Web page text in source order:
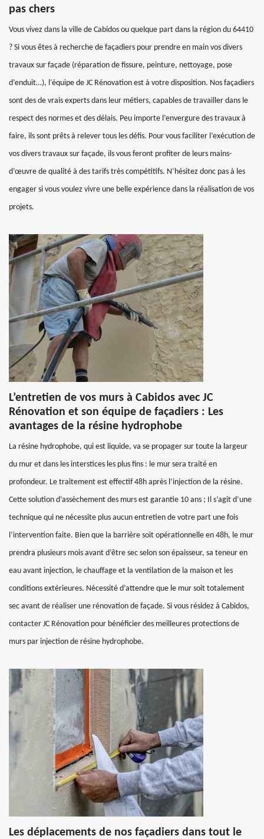
pas chers
Vous vivez dans la ville de Cabidos ou quelque part dans la région du 64410
? Si vous êtes à recherche de façadiers pour prendre en main vos divers
travaux sur façade (réparation de fissure, peinture, nettoyage, pose
d’enduit…), l’équipe de JC Rénovation est à votre disposition. Nos façadiers
sont des de vrais experts dans leur métiers, capables de travailler dans le
respect des normes et des délais. Peu importe l’envergure des travaux à
faire, ils sont prêts à relever tous les défis. Pour vous faciliter l’exécution de
vos divers travaux sur façade, ils vous feront profiter de leurs mains-
d’œuvre de qualité à des tarifs très compétitifs. N’hésitez donc pas à les
engager si vous voulez vivre une belle expérience dans la réalisation de vos
projets.
L’entretien de vos murs à Cabidos avec JC
Rénovation et son équipe de façadiers : Les
avantages de la résine hydrophobe
La résine hydrophobe, qui est liquide, va se propager sur toute la largeur
du mur et dans les interstices les plus fins : le mur sera traité en
profondeur. Le traitement est effectif 48h après l’injection de la résine.
Cette solution d’assèchement des murs est garantie 10 ans ; Il s’agit d’une
technique qui ne nécessite plus aucun entretien de votre part une fois
l’intervention faite. Bien que la barrière soit opérationnelle en 48h, le mur
prendra plusieurs mois avant d’être sec selon son épaisseur, sa teneur en
eau avant injection, le chauffage et la ventilation de la maison et les
conditions extérieures. Nécessité d’attendre que le mur soit totalement
sec avant de réaliser une rénovation de façade. Si vous résidez à Cabidos,
contacter JC Rénovation pour bénéficier des meilleures protections de
murs par injection de résine hydrophobe.
Les déplacements de nos façadiers dans tout le